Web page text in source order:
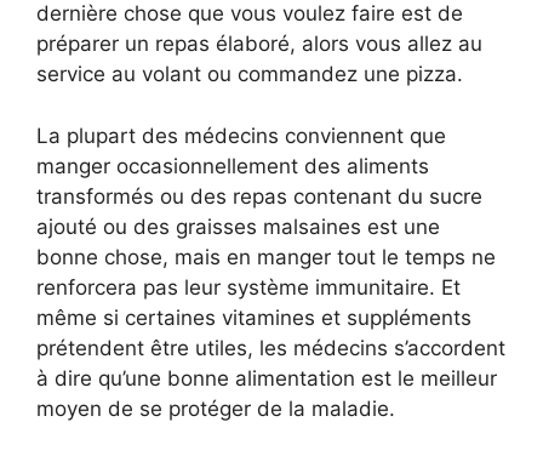
dernière chose que vous voulez faire est de
préparer un repas élaboré, alors vous allez au
service au volant ou commandez une pizza.
La plupart des médecins conviennent que
manger occasionnellement des aliments
transformés ou des repas contenant du sucre
ajouté ou des graisses malsaines est une
bonne chose, mais en manger tout le temps ne
renforcera pas leur système immunitaire. Et
même si certaines vitamines et suppléments
prétendent être utiles, les médecins s’accordent
à dire qu’une bonne alimentation est le meilleur
moyen de se protéger de la maladie.